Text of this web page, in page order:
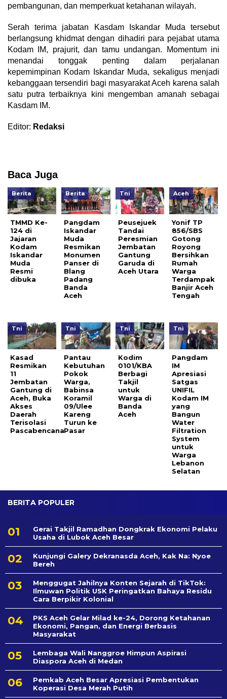
pembangunan, dan memperkuat ketahanan wilayah.
Serah terima jabatan Kasdam Iskandar Muda tersebut
berlangsung khidmat dengan dihadiri para pejabat utama
Kodam IM, prajurit, dan tamu undangan. Momentum ini
menandai tonggak penting dalam perjalanan
kepemimpinan Kodam Iskandar Muda, sekaligus menjadi
kebanggaan tersendiri bagi masyarakat Aceh karena salah
satu putra terbaiknya kini mengemban amanah sebagai
Kasdam IM.
Editor: Redaksi
Baca Juga
Berita
TMMD Ke-
124 di
Jajaran
Kodam
Iskandar
Muda
Resmi
dibuka
Berita
Pangdam
Iskandar
Muda
Resmikan
Monumen
Panser di
Blang
Padang
Banda
Aceh
Tni
Peusejuek
Tandai
Peresmian
Jembatan
Gantung
Garuda di
Aceh Utara
Aceh
Yonif TP
856/SBS
Gotong
Royong
Bersihkan
Rumah
Warga
Terdampak
Banjir Aceh
Tengah
Tni
Kasad
Resmikan
11
Jembatan
Gantung di
Aceh, Buka
Akses
Daerah
Terisolasi
Pascabencana
Tni
Pantau
Kebutuhan
Pokok
Warga,
Babinsa
Koramil
09/Ulee
Kareng
Turun ke
Pasar
Tni
Kodim
0101/KBA
Berbagi
Takjil
untuk
Warga di
Banda
Aceh
Tni
Pangdam
IM
Apresiasi
Satgas
UNIFIL
Kodam IM
yang
Bangun
Water
Filtration
System
untuk
Warga
Lebanon
Selatan
BERITA POPULER
Gerai Takjil Ramadhan Dongkrak Ekonomi Pelaku
Usaha di Lubok Aceh Besar
Kunjungi Galery Dekranasda Aceh, Kak Na: Nyoe
Bereh
Menggugat Jahilnya Konten Sejarah di TikTok:
Ilmuwan Politik USK Peringatkan Bahaya Residu
Cara Berpikir Kolonial
PKS Aceh Gelar Milad ke-24, Dorong Ketahanan
Ekonomi, Pangan, dan Energi Berbasis
Masyarakat
Lembaga Wali Nanggroe Himpun Aspirasi
Diaspora Aceh di Medan
Pemkab Aceh Besar Apresiasi Pembentukan
Koperasi Desa Merah Putih